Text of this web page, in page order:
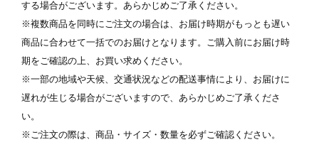
する場合がございます。あらかじめご了承ください。
※複数商品を同時にご注文の場合は、お届け時期がもっとも遅い
商品に合わせて一括でのお届けとなります。ご購入前にお届け時
期をご確認の上、お買い求めください。
※一部の地域や天候、交通状況などの配送事情により、お届けに
遅れが生じる場合がございますので、あらかじめご了承くださ
い。
※ご注文の際は、商品・サイズ・数量を必ずご確認ください。
※ 写真は配置後も変更できます